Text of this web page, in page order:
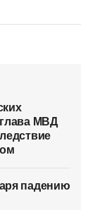
МВД
падению